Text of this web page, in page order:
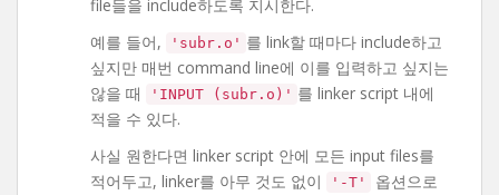
file들을 include하도록 지시한다.
예를 들어,
'subr.o' 를 link할 때마다 include하고
싶지만 매번 command line에 이를 입력하고 싶지는
않을 때
'INPUT (subr.o)' 를 linker script 내에
적을 수 있다.
사실 원한다면 linker script 안에 모든 input files를
적어두고, linker를 아무 것도 없이
'-T'
옵션으로